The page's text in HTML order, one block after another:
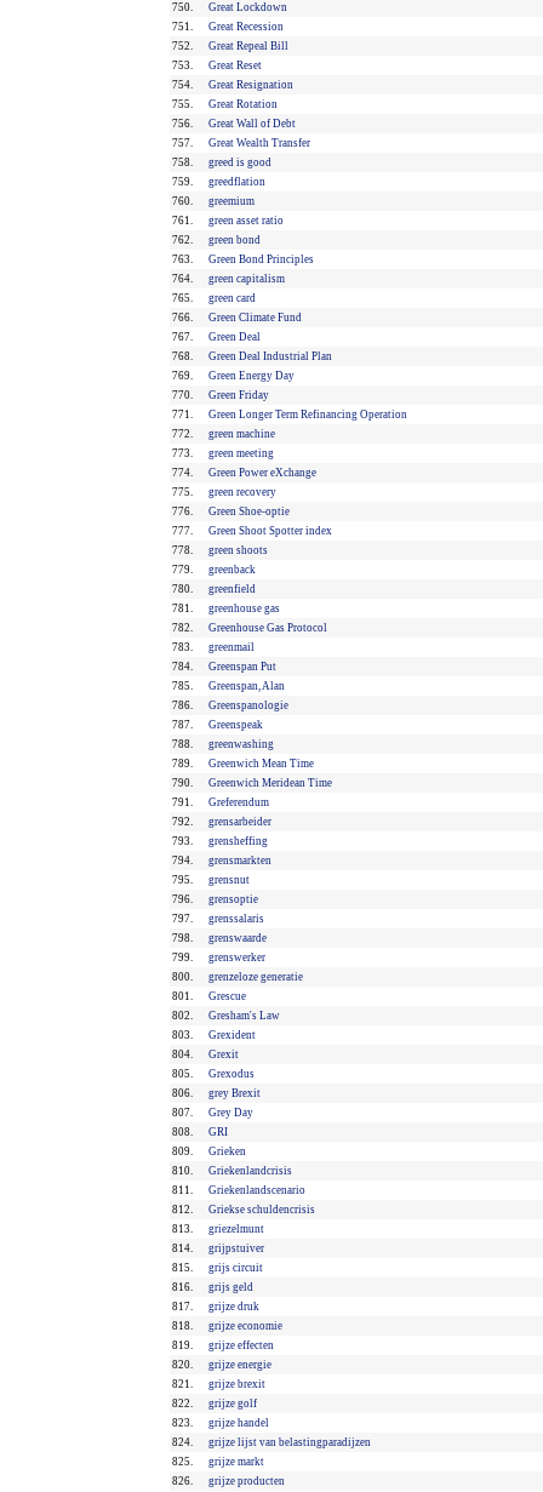
750.
Great Lockdown
751.
Great Recession
752.
Great Repeal Bill
753.
Great Reset
754.
Great Resignation
755.
Great Rotation
756.
Great Wall of Debt
757.
Great Wealth Transfer
758.
greed is good
759.
greedflation
760.
greemium
761.
green asset ratio
762.
green bond
763.
Green Bond Principles
764.
green capitalism
765.
green card
766.
Green Climate Fund
767.
Green Deal
768.
Green Deal Industrial Plan
769.
Green Energy Day
770.
Green Friday
771.
Green Longer Term Refinancing Operation
772.
green machine
773.
green meeting
774.
Green Power eXchange
775.
green recovery
776.
Green Shoe-optie
777.
Green Shoot Spotter index
778.
green shoots
779.
greenback
780.
greenfield
781.
greenhouse gas
782.
Greenhouse Gas Protocol
783.
greenmail
784.
Greenspan Put
785.
Greenspan, Alan
786.
Greenspanologie
787.
Greenspeak
788.
greenwashing
789.
Greenwich Mean Time
790.
Greenwich Meridean Time
791.
Greferendum
792.
grensarbeider
793.
grensheffing
794.
grensmarkten
795.
grensnut
796.
grensoptie
797.
grenssalaris
798.
grenswaarde
799.
grenswerker
800.
grenzeloze generatie
801.
Grescue
802.
Gresham's Law
803.
Grexident
804.
Grexit
805.
Grexodus
806.
grey Brexit
807.
Grey Day
808.
GRI
809.
Grieken
810.
Griekenlandcrisis
811.
Griekenlandscenario
812.
Griekse schuldencrisis
813.
griezelmunt
814.
grijpstuiver
815.
grijs circuit
816.
grijs geld
817.
grijze druk
818.
grijze economie
819.
grijze effecten
820.
grijze energie
821.
grijze brexit
822.
grijze golf
823.
grijze handel
824.
grijze lijst van belastingparadijzen
825.
grijze markt
826.
grijze producten